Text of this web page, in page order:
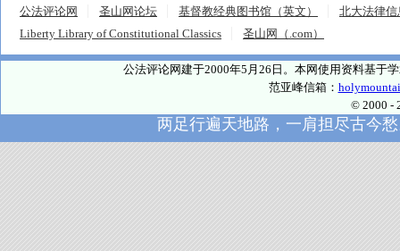
公法评论网 圣山网论坛 基督教经典图书馆（英文）
北大法律信
Liberty Library of Constitutional Classics
圣山网（.com）
公法评论网建于2000年5月26日。本网使用资料基于
范亚峰信箱：
© 2000 -
两足行遍天地路，一肩担尽古今